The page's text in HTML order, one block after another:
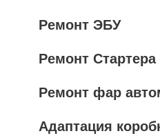
Ремонт ЭБУ
Ремонт Стартера
Ремонт фар
Адаптация